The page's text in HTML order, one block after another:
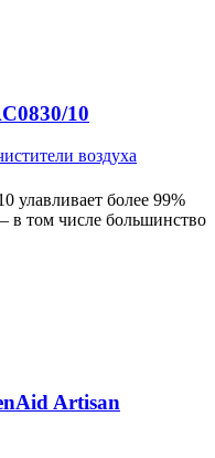
10
воздуха
улавливает более 99%
в том числе большинство
Artisan